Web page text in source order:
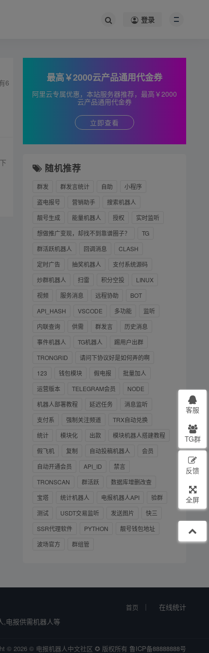
登录
6
最高￥2000云产品通用代金券
阿里云专属优惠，本站服务器推荐，最高￥2000
云产品通用代金券
立即查看
随机推荐
群发 群发言统计 自助
小程序
盗电报号
营销助手
搜索机器人
靓号生成
能量机器人 授权
实时监听
想做推广变现，却找不到靠谱圈子？
TG
群活跃机器人
回调消息
CLASH
定时广告
抽奖机器人
支付系统源码
炒群机器人
扫雷 积分空投
LINUX
视频
服务消息 远程协助
BOT
API_HASH
VSCODE 多功能
监听
内联查询
供需 群发言
历史消息
事件机器人
TG机器人
踢用户出群
TRONGRID
请问下协议好是如何弄的啊
123
钱包模块 假电报
批量加人
运营版本
TELEGRAM会员
NODE
机器人部署教程
延迟任务
消息监听
支付系
强制关注频道
TRX自动兑换
统计
模块化 出款
模块机器人搭建教程
假飞机
复制 自动投稿机器人
会员
自动开通会员
API_ID
禁言
TRONSCAN
群活跃
数据库增删改查
宝塔
统计机器人 电报机器人API
验群
测试
USDT交易监听 发送图片
快三
SSR代理软件
PYTHON
靓号钱包地址
波场官方
群组管
首页
在线统计
,电报供需机器人等
© 2026 © 电报机器人中文社区 ✪ 版权所有 鲁ICP备88888888号
客服
TG群
反馈
全屏